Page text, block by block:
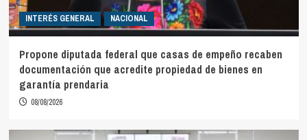
INTERÉS GENERAL NACIONAL
Propone diputada federal que casas de empeño recaben
documentación que acredite propiedad de bienes en
garantía prendaria
08/08/2026